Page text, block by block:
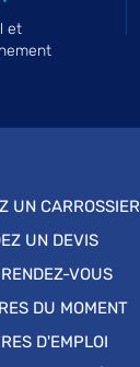
et
UN CARROSSIER
UN DEVIS
VOUS
DU MOMENT
D'EMPLOI